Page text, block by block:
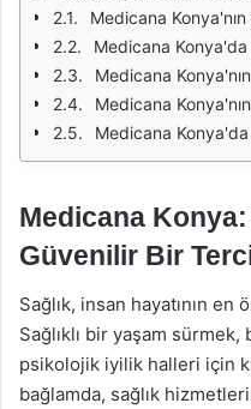
Medicana
Medicana Konya'da hangi
Medicana Konya'nın hasta
Medicana Konya'nın
Medicana Konya'da
Medicana Konya:
Güvenilir Bir
Sağlık, insan hayatının
Sağlıklı bir yaşam
psikolojik iyilik halleri için
bağlamda, sağlık